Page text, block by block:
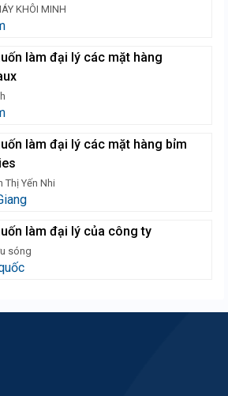
KHÔI MINH
làm đại lý các mặt hàng
làm đại lý các mặt hàng bỉm
Thị Yến Nhi
làm đại lý của công ty
sóng